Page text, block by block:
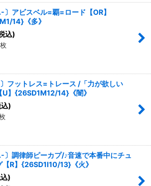
〕アビスベル=覇=ロード【OR】
14}《多》
込)
〕フットレス=トレース /「力が欲しい
U】{26SD1M12/14}《闇》
)
〕調律師ピーカプ/♪音速で本番中にチュ
【R】{26SD1I10/13}《火》
)